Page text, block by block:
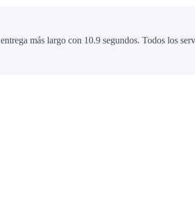
más largo con 10.9 segundos. Todos los